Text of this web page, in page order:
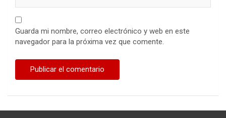
Guarda mi nombre, correo electrónico y web en este
navegador para la próxima vez que comente.